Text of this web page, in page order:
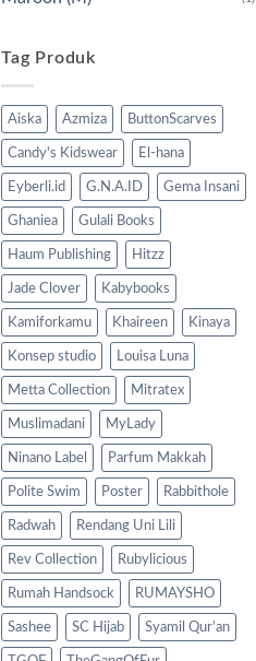
Tag Produk
Aiska Azmiza ButtonScarves
Candy's Kidswear El-hana
Eyberli.id G.N.A.ID Gema Insani
Ghaniea Gulali Books
Haum Publishing Hitzz
Jade Clover Kabybooks
Kamiforkamu Khaireen Kinaya
Konsep studio Louisa Luna
Metta Collection Mitratex
Muslimadani MyLady
Ninano Label Parfum Makkah
Polite Swim Poster Rabbithole
Radwah Rendang Uni Lili
Rev Collection Rubylicious
Rumah Handsock RUMAYSHO
Sashee SC Hijab Syamil Qur'an